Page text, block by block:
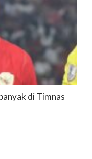
di Timnas